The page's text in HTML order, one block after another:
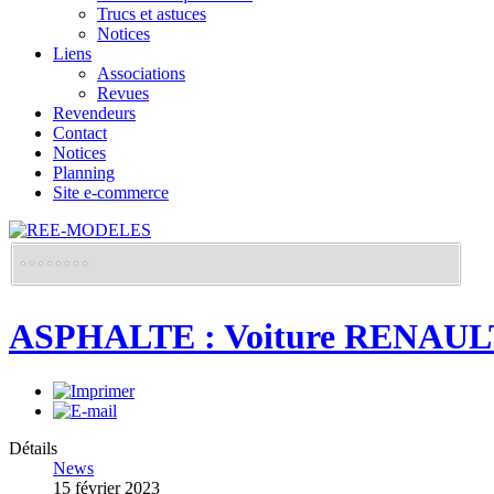
Trucs et astuces
Notices
Liens
Associations
Revues
Revendeurs
Contact
Notices
Planning
Site e-commerce
ASPHALTE : Voiture
Détails
News
15 février 2023